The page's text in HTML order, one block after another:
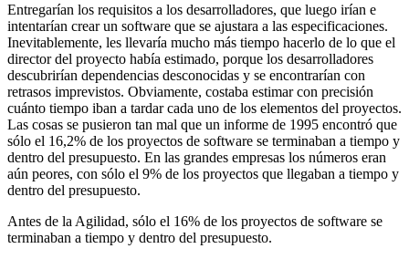
Entregarían los requisitos a los desarrolladores, que luego irían e
intentarían crear un software que se ajustara a las especificaciones.
Inevitablemente, les llevaría mucho más tiempo hacerlo de lo que el
director del proyecto había estimado, porque los desarrolladores
descubrirían dependencias desconocidas y se encontrarían con
retrasos imprevistos. Obviamente, costaba estimar con precisión
cuánto tiempo iban a tardar cada uno de los elementos del proyectos.
Las cosas se pusieron tan mal que un informe de 1995 encontró que
sólo el 16,2% de los proyectos de software se terminaban a tiempo y
dentro del presupuesto. En las grandes empresas los números eran
aún peores, con sólo el 9% de los proyectos que llegaban a tiempo y
dentro del presupuesto.
Antes de la Agilidad, sólo el 16% de los proyectos de software se
terminaban a tiempo y dentro del presupuesto.